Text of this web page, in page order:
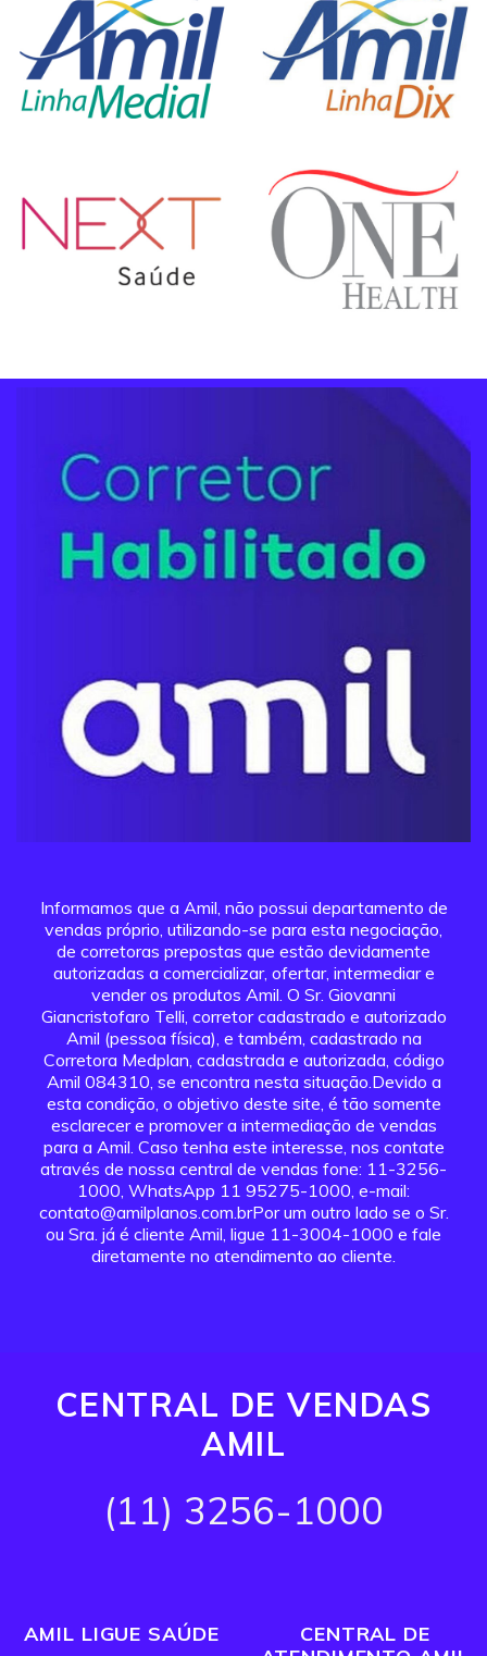
Informamos que a Amil, não possui departamento de
vendas próprio, utilizando-se para esta negociação,
de corretoras prepostas que estão devidamente
autorizadas a comercializar, ofertar, intermediar e
vender os produtos Amil. O Sr. Giovanni
Giancristofaro Telli, corretor cadastrado e autorizado
Amil (pessoa física), e também, cadastrado na
Corretora Medplan, cadastrada e autorizada, código
Amil 084310, se encontra nesta situação.Devido a
esta condição, o objetivo deste site, é tão somente
esclarecer e promover a intermediação de vendas
para a Amil. Caso tenha este interesse, nos contate
através de nossa central de vendas fone: 11-3256-
1000, WhatsApp 11 95275-1000, e-mail:
contato@amilplanos.com.brPor um outro lado se o Sr.
ou Sra. já é cliente Amil, ligue 11-3004-1000 e fale
diretamente no atendimento ao cliente.
CENTRAL DE VENDAS
AMIL
(11) 3256-1000
AMIL LIGUE SAÚDE
CENTRAL DE